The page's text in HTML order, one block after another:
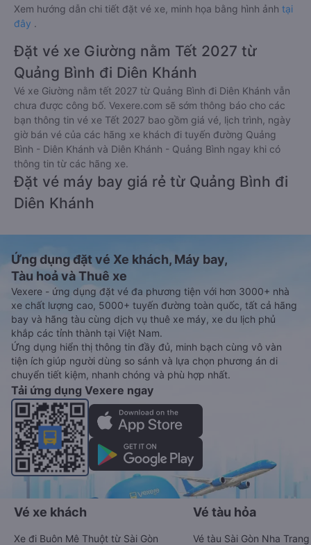
Xem hướng dẫn chi tiết đặt vé xe, minh họa bằng hình ảnh tại
đây .
Đặt vé xe Giường nằm Tết 2027 từ
Quảng Bình đi Diên Khánh
Vé xe Giường nằm tết 2027 từ Quảng Bình đi Diên Khánh vẫn
chưa được công bố. Vexere.com sẽ sớm thông báo cho các
bạn thông tin vé xe Tết 2027 bao gồm giá vé, lịch trình, ngày
giờ bán vé của các hãng xe khách đi tuyến đường Quảng
Bình - Diên Khánh và Diên Khánh - Quảng Bình ngay khi có
thông tin từ các hãng xe.
Đặt vé máy bay giá rẻ từ Quảng Bình đi
Diên Khánh
Ứng dụng đặt vé Xe khách, Máy bay,
Tàu hoả và Thuê xe
Vexere - ứng dụng đặt vé đa phương tiện với hơn 3000+ nhà
xe chất lượng cao, 5000+ tuyến đường toàn quốc, tất cả hãng
bay và hãng tàu cùng dịch vụ thuê xe máy, xe du lịch phủ
khắp các tỉnh thành tại Việt Nam.
Ứng dụng hiển thị thông tin đầy đủ, minh bạch cùng vô vàn
tiện ích giúp người dùng so sánh và lựa chọn phương án di
chuyển tiết kiệm, nhanh chóng và phù hợp nhất.
Tải ứng dụng Vexere ngay
Vé xe khách
Xe đi Buôn Mê Thuột từ Sài Gòn
Vé tàu hỏa
Vé tàu Sài Gòn Nha Trang